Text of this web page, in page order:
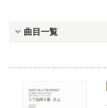
曲目一覧